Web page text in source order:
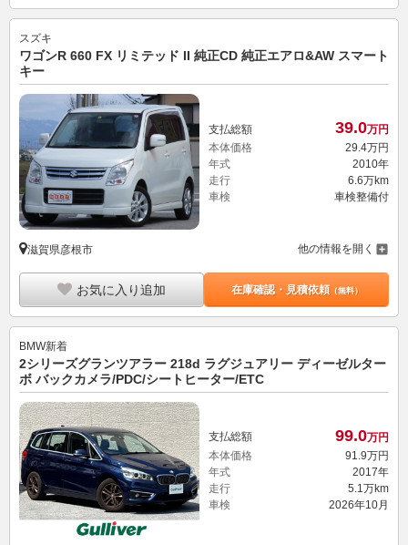
スズキ
ワゴンR 660 FX リミテッド II 純正CD 純正エアロ&AW スマート
キー
支払総額 39.0万円
本体価格
29.4万円
年式
2010年
走行
6.6万km
車検
車検整備付
滋賀県彦根市 他の情報を開く
お気に入り追加 在庫確認・見積依頼（無料）
BMW新着
2シリーズグランツアラー 218d ラグジュアリー ディーゼルター
ボ バックカメラ/PDC/シートヒーター/ETC
支払総額 99.0万円
本体価格
91. 9万円
年式
2017年
走行
5.1万km
車検
2026年10月